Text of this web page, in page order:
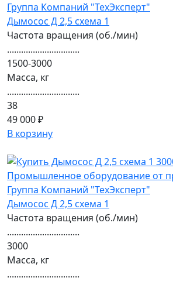
Дымосос Д 2,5 схема 1
Частота вращения (об./мин)
...............................
1500-3000
Масса, кг
...............................
38
49 000 ₽
В корзину
Дымосос Д 2,5 схема 1
Частота вращения (об./мин)
...............................
3000
Масса, кг
...............................